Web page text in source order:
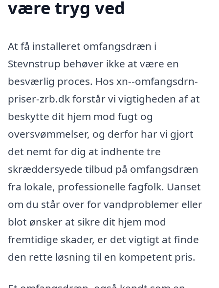
være tryg ved
At få installeret omfangsdræn i
Stevnstrup behøver ikke at være en
besværlig proces. Hos xn--omfangsdrn-
priser-zrb.dk forstår vi vigtigheden af at
beskytte dit hjem mod fugt og
oversvømmelser, og derfor har vi gjort
det nemt for dig at indhente tre
skræddersyede tilbud på omfangsdræn
fra lokale, professionelle fagfolk. Uanset
om du står over for vandproblemer eller
blot ønsker at sikre dit hjem mod
fremtidige skader, er det vigtigt at finde
den rette løsning til en kompetent pris.